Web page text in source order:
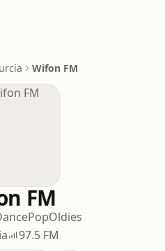
Wifon FM
FM
PopOldies
97.5 FM